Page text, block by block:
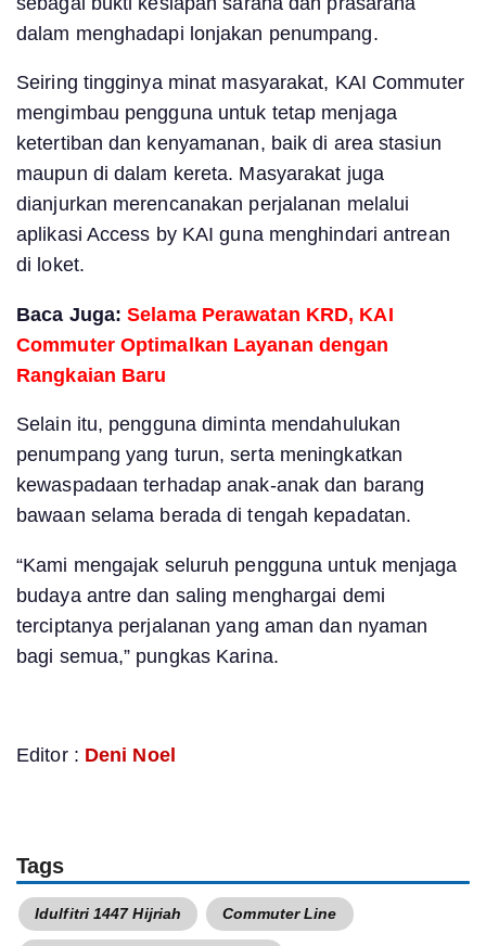
dalam menghadapi lonjakan penumpang.
Seiring tingginya minat masyarakat, KAI Commuter
mengimbau pengguna untuk tetap menjaga
ketertiban dan kenyamanan, baik di area stasiun
maupun di dalam kereta. Masyarakat juga
dianjurkan merencanakan perjalanan melalui
aplikasi Access by KAI guna menghindari antrean
di loket.
Baca Juga:Selama Perawatan KRD, KAI
Commuter Optimalkan Layanan dengan
Rangkaian Baru
Selain itu, pengguna diminta mendahulukan
penumpang yang turun, serta meningkatkan
kewaspadaan terhadap anak-anak dan barang
bawaan selama berada di tengah kepadatan.
“Kami mengajak seluruh pengguna untuk menjaga
budaya antre dan saling menghargai demi
terciptanya perjalanan yang aman dan nyaman
bagi semua,” pungkas Karina.
Editor : Deni Noel
Tags
Idulfitri 1447 Hijriah Commuter Line